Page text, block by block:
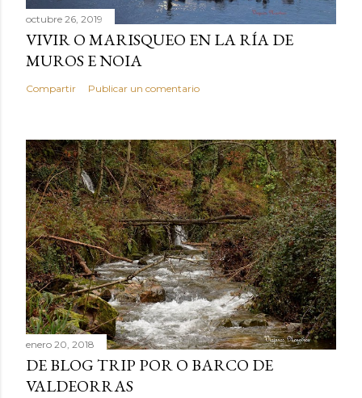
octubre 26, 2019
VIVIR O MARISQUEO EN LA RÍA DE
MUROS E NOIA
Compartir Publicar un comentario
enero 20, 2018
DE BLOG TRIP POR O BARCO DE
VALDEORRAS